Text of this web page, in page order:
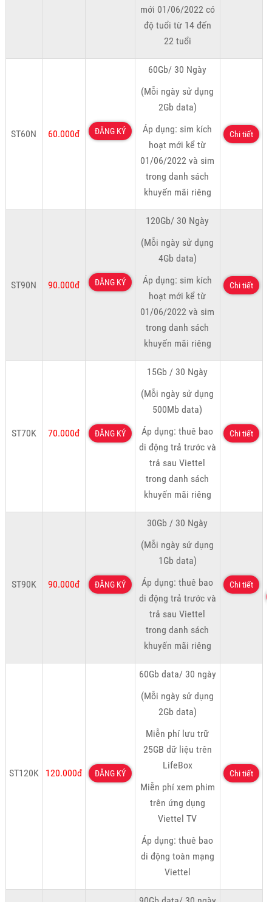
mới 01/06/2022 có
độ tuổi từ 14 đến
22 tuổi
ST60N 60.000đ ĐĂNG KÝ
60Gb/ 30 Ngày
(Mỗi ngày sử dụng
2Gb data)
Áp dụng: sim kích
hoạt mới kể từ
01/06/2022 và sim
trong danh sách
khuyến mãi riêng
Chi tiết
ST90N 90.000đ ĐĂNG KÝ
120Gb/ 30 Ngày
(Mỗi ngày sử dụng
4Gb data)
Áp dụng: sim kích
hoạt mới kể từ
01/06/2022 và sim
trong danh sách
khuyến mãi riêng
Chi tiết
ST70K 70.000đ ĐĂNG KÝ
15Gb / 30 Ngày
(Mỗi ngày sử dụng
500Mb data)
Áp dụng: thuê bao
di động trả trước và
trả sau Viettel
trong danh sách
khuyến mãi riêng
Chi tiết
ST90K 90.000đ ĐĂNG KÝ
30Gb / 30 Ngày
(Mỗi ngày sử dụng
1Gb data)
Áp dụng: thuê bao
di động trả trước và
trả sau Viettel
trong danh sách
khuyến mãi riêng
Chi tiết
ST120K 120.000đ ĐĂNG KÝ
60Gb data/ 30 ngày
(Mỗi ngày sử dụng
2Gb data)
Miễn phí lưu trữ
25GB dữ liệu trên
LifeBox
Miễn phí xem phim
trên ứng dụng
Viettel TV
Áp dụng: thuê bao
di động toàn mạng
Viettel
Chi tiết